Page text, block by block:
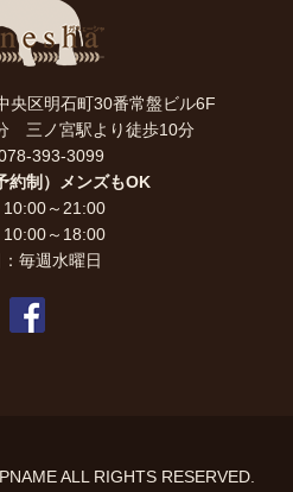
区明石町30番常盤ビル6F
三ノ宮駅より徒歩10分
393-3099
約制）メンズもOK
10:00～21:00
10:00～18:00
毎週水曜日
ALL RIGHTS RESERVED.